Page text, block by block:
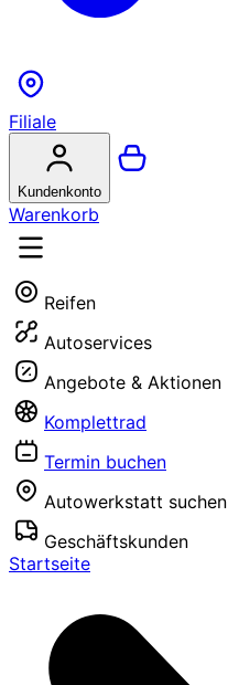
Filiale
Kundenkonto
Warenkorb
Reifen
Autoservices
Angebote & Aktionen
Komplettrad
Termin buchen
Autowerkstatt suchen
Geschäftskunden
Startseite